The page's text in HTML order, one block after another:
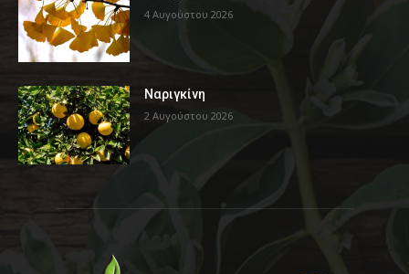
4 Αυγούστου 2026
Ναριγκίνη
2 Αυγούστου 2026